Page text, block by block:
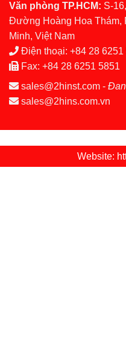
Văn phòng TP.HCM: S-
Đường Hoàng Hoa Thám,
Minh, Việt Nam
Điện thoại: +84 28 6251
Fax: +84 28 6251 5851
sales@2hinst.com -
sales@2hins.com.vn
Website: